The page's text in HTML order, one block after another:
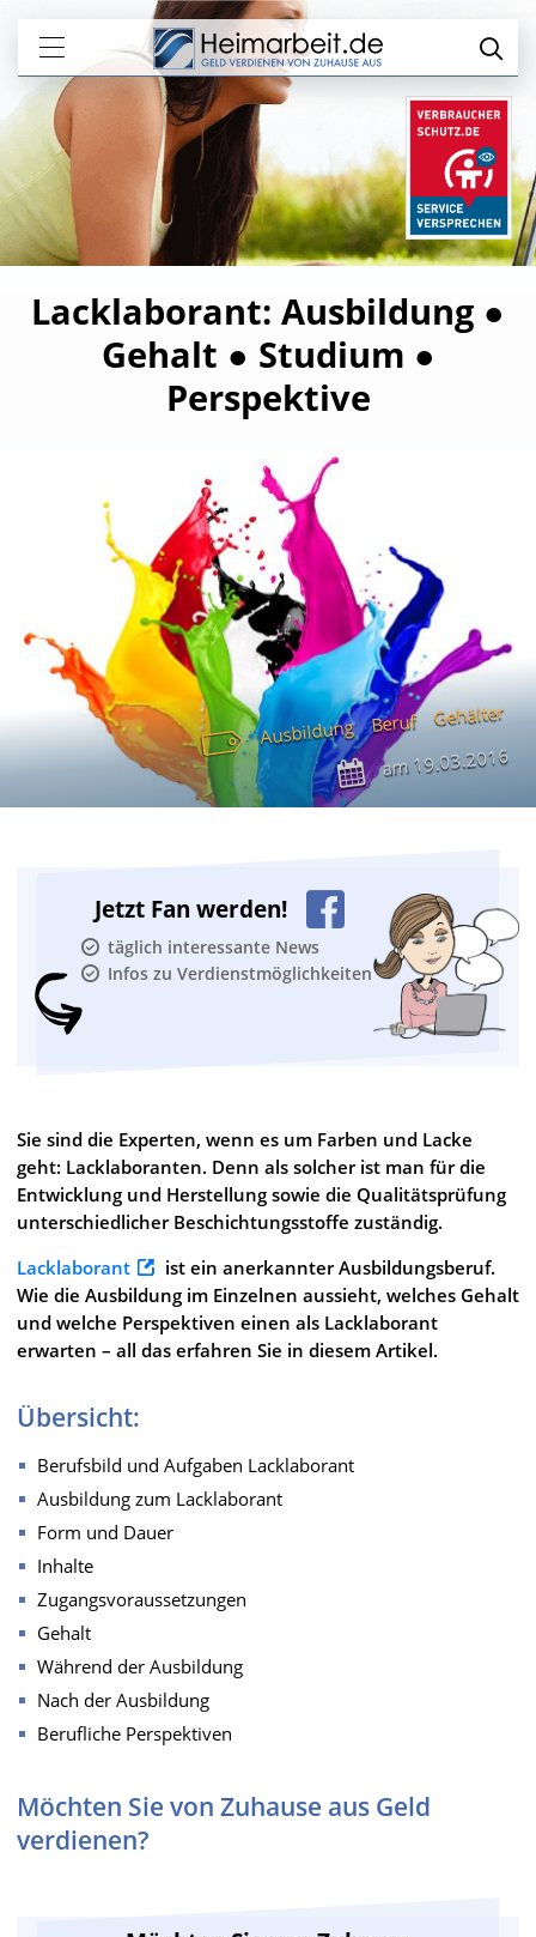
Lacklaborant: Ausbildung ●
Gehalt ● Studium ●
Perspektive
Ausbildung Beruf Gehälter
am19.03.2016
Jetzt Fan werden!
täglich interessante News
Infos zu Verdienstmöglichkeiten
Sie sind die Experten, wenn es um Farben und Lacke
geht: Lacklaboranten. Denn als solcher ist man für die
Entwicklung und Herstellung sowie die Qualitätsprüfung
unterschiedlicher Beschichtungsstoffe zuständig.
Lacklaborant
ist ein anerkannter Ausbildungsberuf.
Wie die Ausbildung im Einzelnen aussieht, welches Gehalt
und welche Perspektiven einen als Lacklaborant
erwarten – all das erfahren Sie in diesem Artikel.
Übersicht:
Berufsbild und Aufgaben Lacklaborant
Ausbildung zum Lacklaborant
Form und Dauer
Inhalte
Zugangsvoraussetzungen
Gehalt
Während der Ausbildung
Nach der Ausbildung
Berufliche Perspektiven
Möchten Sie von Zuhause aus Geld
verdienen?